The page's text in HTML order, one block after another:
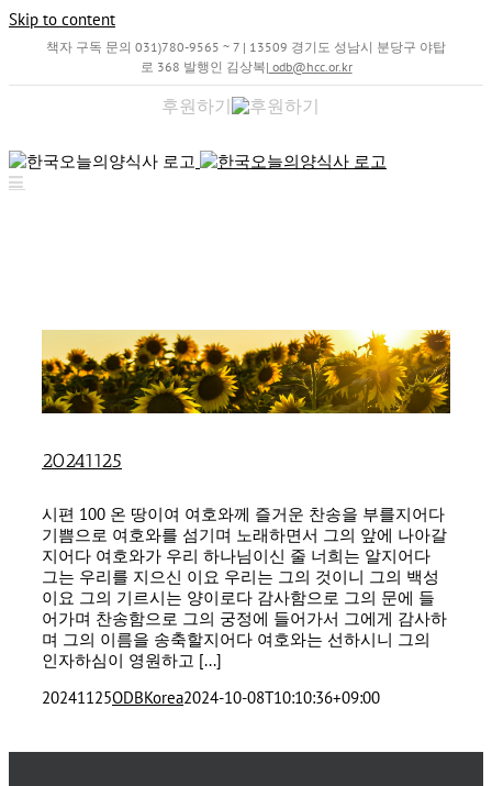
Skip to content
책자 구독 문의 031)780-9565 ~ 7 | 13509 경기도 성남시 분당구 야탑
로 368 발행인 김상복| odb@hcc.or.kr
후원하기
20241125
시편 100 온 땅이여 여호와께 즐거운 찬송을 부를지어다
기쁨으로 여호와를 섬기며 노래하면서 그의 앞에 나아갈
지어다 여호와가 우리 하나님이신 줄 너희는 알지어다
그는 우리를 지으신 이요 우리는 그의 것이니 그의 백성
이요 그의 기르시는 양이로다 감사함으로 그의 문에 들
어가며 찬송함으로 그의 궁정에 들어가서 그에게 감사하
며 그의 이름을 송축할지어다 여호와는 선하시니 그의
인자하심이 영원하고 [...]
20241125ODBKorea2024-10-08T10:10:36+09:00